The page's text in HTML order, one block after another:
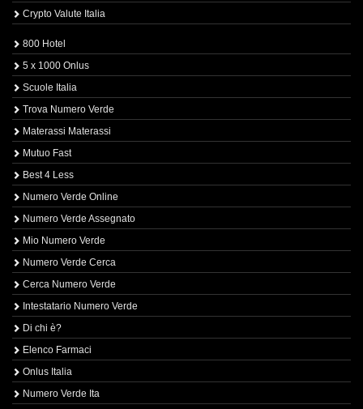
Crypto Valute Italia
800 Hotel
5 x 1000 Onlus
Scuole Italia
Trova Numero Verde
Materassi Materassi
Mutuo Fast
Best 4 Less
Numero Verde Online
Numero Verde Assegnato
Mio Numero Verde
Numero Verde Cerca
Cerca Numero Verde
Intestatario Numero Verde
Di chi è?
Elenco Farmaci
Onlus Italia
Numero Verde Ita